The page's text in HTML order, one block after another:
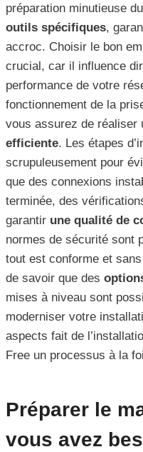
préparation minutieuse
outils spécifiques,
accroc. Choisir le bon
crucial, car il influence
performance de votre
fonctionnement de la
vous assurez de réaliser
efficiente. Les étapes
scrupuleusement pour
que des connexions
terminée, des
garantir une qualité de
normes de sécurité sont
tout est conforme et
de savoir que des
mises à niveau sont
moderniser votre
aspects fait de
Free un processus à la
Préparer le
vous avez